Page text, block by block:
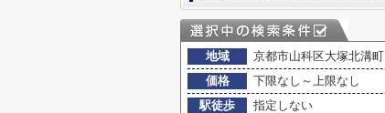
地域
京都市山科区大塚北溝町
価格
下限なし～上限なし
駅徒歩
指定しない